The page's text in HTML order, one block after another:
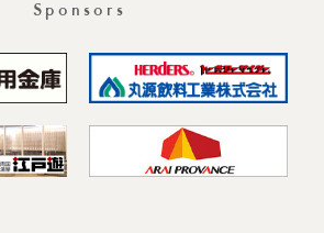
Sponsors